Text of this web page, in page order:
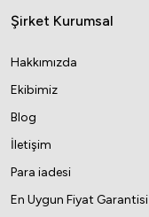
Şirket Kurumsal
Hakkımızda
Ekibimiz
Blog
İletişim
Para iadesi
En Uygun Fiyat Garantisi